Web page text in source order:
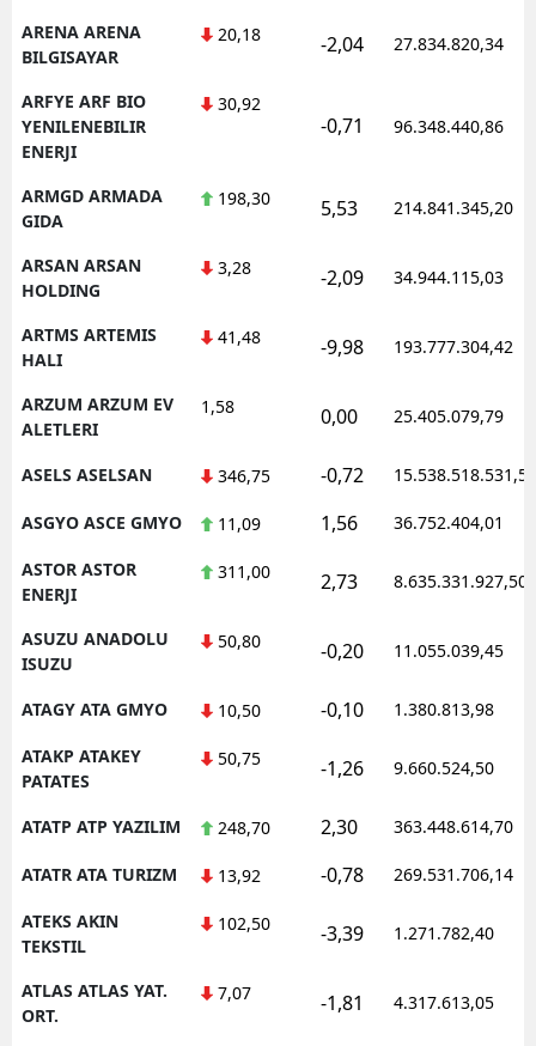
ARENA ARENA
BILGISAYAR
20,18 -2,04 27.834.820,34
ARFYE ARF BIO
YENILENEBILIR
ENERJI
30,92
-0,71 96.348.440,86
ARMGD ARMADA
GIDA
198,30 5,53 214.841.345,20
ARSAN ARSAN
HOLDING
3,28 -2,09 34.944.115,03
ARTMS ARTEMIS
HALI
41,48 -9,98 193.777.304,42
ARZUM ARZUM EV
ALETLERI
1,58 0,00 25.405.079,79
ASELS ASELSAN 346,75 -0,72 15.538.518.531,50
ASGYO ASCE GMYO 11,09 1,56 36.752.404,01
ASTOR ASTOR
ENERJI
311,00 2,73 8.635.331.927,50
ASUZU ANADOLU
ISUZU
50,80 -0,20 11.055.039,45
ATAGY ATA GMYO 10,50 -0,10 1.380.813,98
ATAKP ATAKEY
PATATES
50,75 -1,26 9.660.524,50
ATATP ATP YAZILIM 248,70 2,30 363.448.614,70
ATATR ATA TURIZM 13,92 -0,78 269.531.706,14
ATEKS AKIN
TEKSTIL
102,50 -3,39 1.271.782,40
ATLAS ATLAS YAT.
ORT.
7,07 -1,81 4.317.613,05